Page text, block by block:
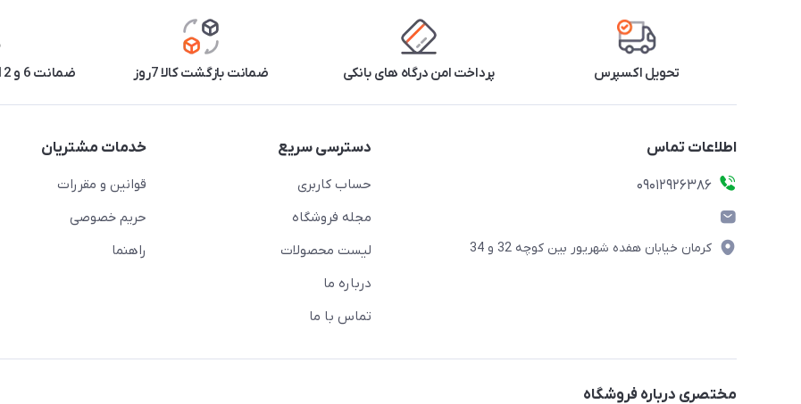
تحویل اکسپرس پرداخت امن درگاه های بانکی ضمانت بازگشت کالا 7روز ضمانت 6 و 12 ماه برخی محصولات
اطلاعات تماس
09012926386
کرمان خیابان هفده شهریور بین کوچه 32 و 34
دسترسی سریع
حساب کاربری
مجله فروشگاه
لیست محصولات
درباره ما
تماس با ما
خدمات مشتریان
قوانین و مقررات
حریم خصوصی
راهنما
مختصری درباره فروشگاه